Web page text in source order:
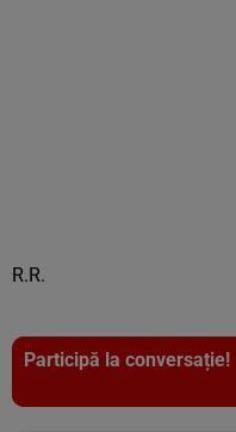
R.R.
Participă la conversație!